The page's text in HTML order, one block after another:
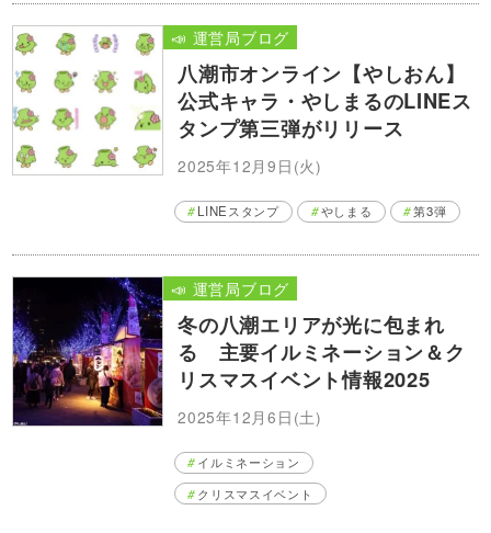
八潮市オンライン【やしおん】
公式キャラ・やしまるのLINEス
タンプ第三弾がリリース
2025年12月9日(火)
📣 運営局ブログ
LINEスタンプ やしまる 第3弾
冬の八潮エリアが光に包まれ
る 主要イルミネーション＆ク
リスマスイベント情報2025
2025年12月6日(土)
📣 運営局ブログ
イルミネーション
クリスマスイベント